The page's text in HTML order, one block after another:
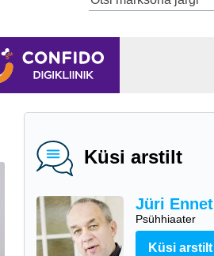
Küsi arstilt
Jüri Ennet
Psühhiaater
Küsi arstilt